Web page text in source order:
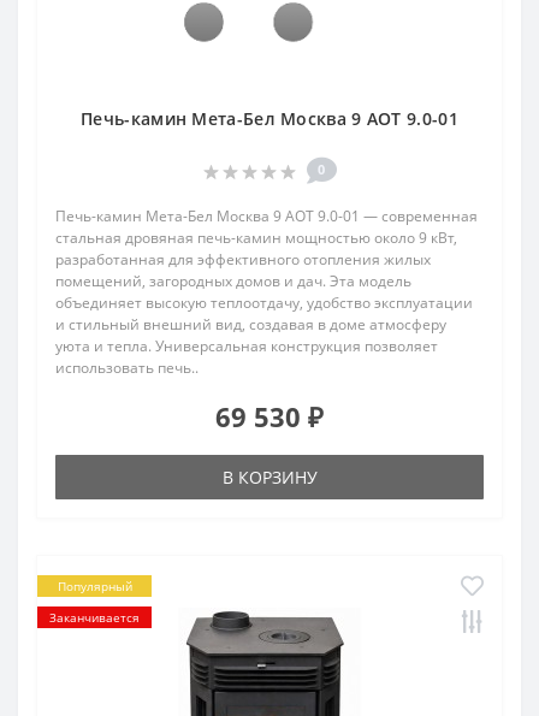
Печь-камин Мета-Бел Москва 9 АОТ 9.0-01
0
Печь-камин Мета-Бел Москва 9 АОТ 9.0-01 — современная
стальная дровяная печь-камин мощностью около 9 кВт,
разработанная для эффективного отопления жилых
помещений, загородных домов и дач. Эта модель
объединяет высокую теплоотдачу, удобство эксплуатации
и стильный внешний вид, создавая в доме атмосферу
уюта и тепла. Универсальная конструкция позволяет
использовать печь..
69 530 ₽
В КОРЗИНУ
Популярный
Заканчивается